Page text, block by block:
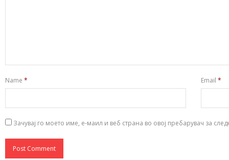
Name * Email*
Зачувај го моето име, е-маил и веб страна во овој пребарувач за